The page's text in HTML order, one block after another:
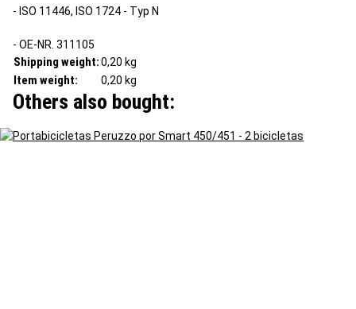
- ISO 11446, ISO 1724 - Typ N
- OE-NR. 311105
Shipping weight:0,20 kg
Item weight: 0,20 kg
Others also bought: